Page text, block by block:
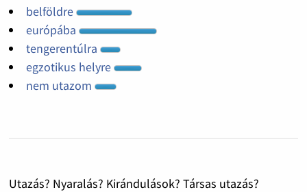
belföldre
európába
tengerentúlra
egzotikus helyre
nem utazom
Utazás? Nyaralás? Kirándulások? Társas utazás?